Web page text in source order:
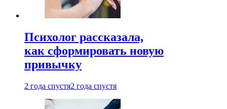
Психолог рассказала,
как сформировать новую
привычку
2 года спустя2 года спустя